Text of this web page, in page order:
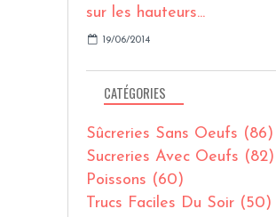
19/06/2014
CATÉGORIES
Sûcreries Sans Oeufs (86)
Sucreries Avec Oeufs (82)
Poissons (60)
Trucs Faciles Du Soir (50)